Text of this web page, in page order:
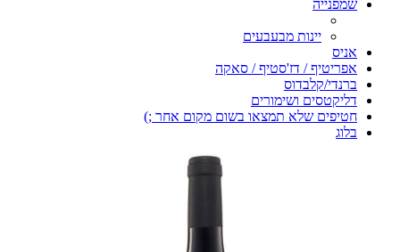
שמפנייה
יינות מבעבעים
אניס
אפריטיף / דז'סטיף / סאקה
ברנדי/קלבדוס
דליקטסים ושימורים
חטיפים שלא תמצאו בשום מקום אחר ;)
בלוג